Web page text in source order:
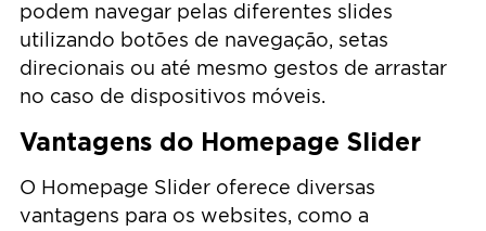
podem navegar pelas diferentes slides
utilizando botões de navegação, setas
direcionais ou até mesmo gestos de arrastar
no caso de dispositivos móveis.
Vantagens do Homepage Slider
O Homepage Slider oferece diversas
vantagens para os websites, como a